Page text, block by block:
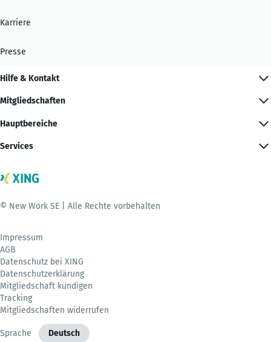
Karriere
Presse
Hilfe & Kontakt
Mitgliedschaften
Hauptbereiche
Services
© New Work SE | Alle Rechte vorbehalten
Impressum
AGB
Datenschutz bei XING
Datenschutzerklärung
Mitgliedschaft kündigen
Tracking
Mitgliedschaften widerrufen
Sprache Deutsch